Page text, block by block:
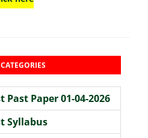
Past Paper 01-04-2026
Syllabus